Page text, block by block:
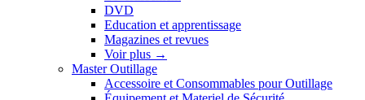
DVD
Education et apprentissage
Magazines et revues
Voir plus →
Master Outillage
Accessoire et Consommables pour Outillage